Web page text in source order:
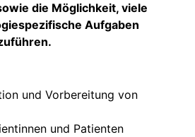
die Möglichkeit, viele
Aufgaben
und Vorbereitung von
und Patienten